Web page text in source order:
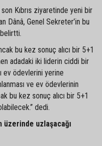
Kıbrıs ziyaretinde yeni bir
Dânâ, Genel Sekreter’in bu
bu kez sonuç alıcı bir 5+1
adadaki iki liderin ciddi bir
ev ödevlerini yerine
ve ev ödevlerinin
bu kez sonuç alıcı bir 5+1
dedi.
uzlaşacağı